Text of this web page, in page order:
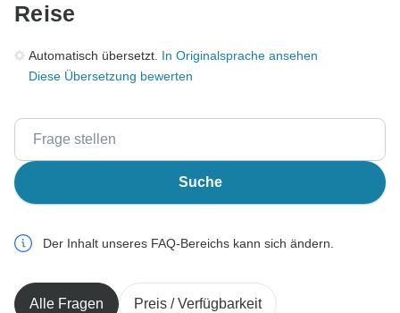
Reise
Automatisch übersetzt. In Originalsprache ansehen
Diese Übersetzung bewerten
Suche
Der Inhalt unseres FAQ-Bereichs kann sich ändern.
Alle Fragen Preis / Verfügbarkeit